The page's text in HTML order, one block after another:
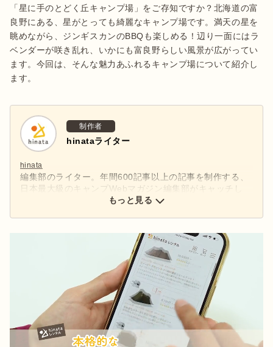
「星に手のとどく丘キャンプ場」をご存知ですか？北海道の富
良野にある、星がとっても綺麗なキャンプ場です。満天の星を
眺めながら、ジンギスカンのBBQも楽しめる！辺り一面にはラ
ベンダーが咲き乱れ、いかにも富良野らしい風景が広がってい
ます。今回は、そんな魅力あふれるキャンプ場について紹介し
ます。
制作者
hinataライター
hinata
編集部のライター。年間600記事以上の記事を制作する、
日本最大級のキャンプWebマガジン編集部がキャッチし
た、アウトドアの最新情報をお届けします。
もっと見る